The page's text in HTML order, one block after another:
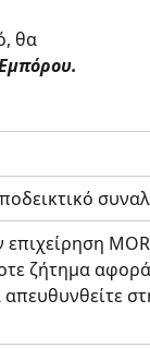
θα
ζήτημα